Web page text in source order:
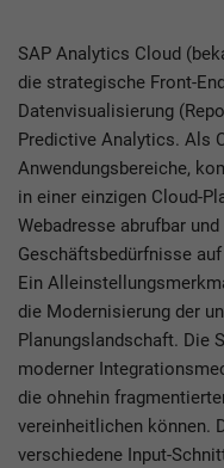
SAP Analytics Cloud
die strategische Front-
Datenvisualisierung
Predictive Analytics. Als
Anwendungsbereiche,
in einer einzigen Cloud-
Webadresse abrufbar
Geschäftsbedürfnisse
Ein
die Modernisierung der
Planungslandschaft. Die
moderner
die ohnehin
vereinheitlichen können.
verschiedene Input-